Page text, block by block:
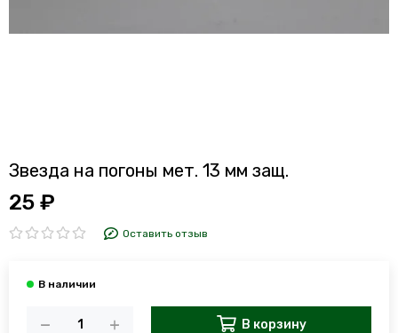
Звезда на погоны мет. 13 мм защ.
25 ₽
Оставить отзыв
В корзину